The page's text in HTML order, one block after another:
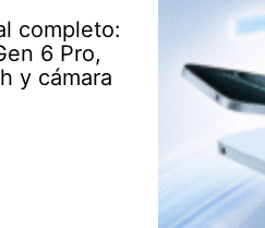
completo:
6 Pro,
y cámara